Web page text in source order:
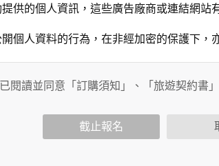
供的個人資訊，這些廣告廠商或連結網
個人資料的行為，在非經加密的保護下，
請您提供相關個人的資料，其範圍如下：
括您使用連線設備的 IP 位址、使用時間
已閱讀並同意「訂購須知」、「旅遊契約書
截止報名